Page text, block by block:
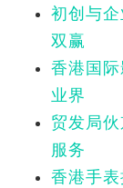
初创与
双赢
香港国
业界
贸发局
服务
香港手